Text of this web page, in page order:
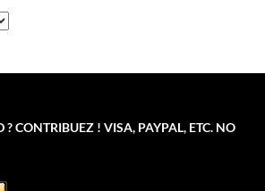
? CONTRIBUEZ ! VISA, PAYPAL, ETC. NO